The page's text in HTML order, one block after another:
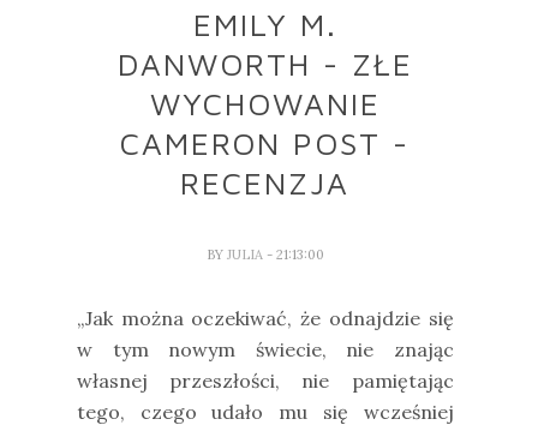
EMILY M.
DANWORTH - ZŁE
WYCHOWANIE
CAMERON POST -
RECENZJA
BY JULIA - 21:13:00
„Jak można oczekiwać, że odnajdzie się
w tym nowym świecie, nie znając
własnej przeszłości, nie pamiętając
tego, czego udało mu się wcześniej